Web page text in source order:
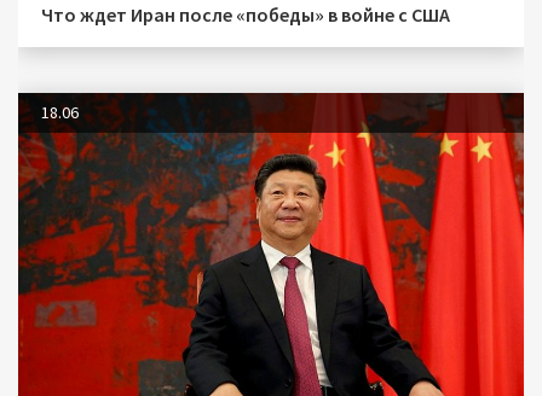
Что ждет Иран после «победы» в войне с США
18.06